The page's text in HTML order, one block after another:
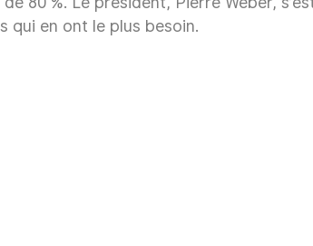
qui en ont le plus besoin.